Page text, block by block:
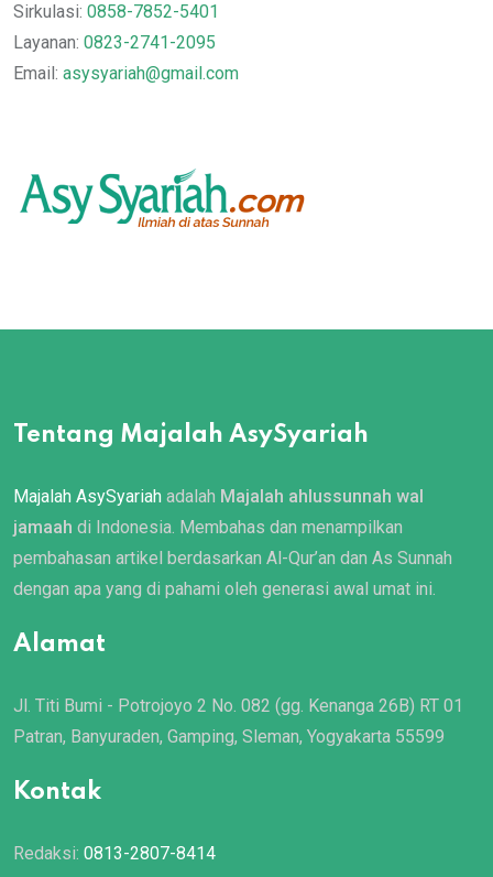
Sirkulasi: 0858-7852-5401
Layanan: 0823-2741-2095
Email: asysyariah@gmail.com
Tentang Majalah AsySyariah
Majalah AsySyariah adalah Majalah ahlussunnah wal
jamaah di Indonesia. Membahas dan menampilkan
pembahasan artikel berdasarkan Al-Qur’an dan As Sunnah
dengan apa yang di pahami oleh generasi awal umat ini.
Alamat
Jl. Titi Bumi - Potrojoyo 2 No. 082 (gg. Kenanga 26B) RT 01
Patran, Banyuraden, Gamping, Sleman, Yogyakarta 55599
Kontak
Redaksi: 0813-2807-8414